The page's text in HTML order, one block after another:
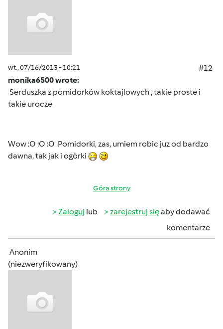
wt., 07/16/2013 - 10:21
#12
monika6500 wrote:
Serduszka z pomidorków koktajlowych , takie proste i
takie urocze
Wow :O :O :O Pomidorki, zas, umiem robic juz od bardzo
dawna, tak jak i ogòrki
Góra strony
Zaloguj lub zarejestruj sięaby dodawać
komentarze
Anonim
(niezweryfikowany)